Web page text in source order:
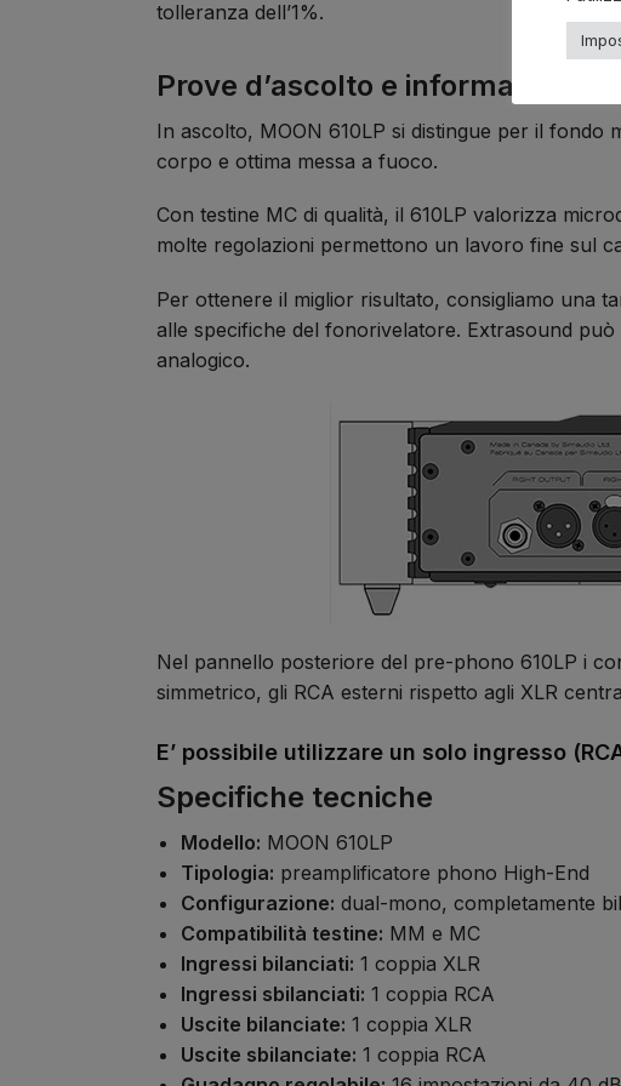
tolleranza dell’1%.
Prove d’ascolto e informazioni utili
In ascolto, MOON 610LP si distingue per il fondo
corpo e ottima messa a fuoco.
Con testine MC di qualità, il 610LP valorizza
molte regolazioni permettono un lavoro fine sul
Per ottenere il miglior risultato, consigliamo una
alle specifiche del fonorivelatore. Extrasound può
analogico.
Nel pannello posteriore del pre-phono 610LP i
simmetrico, gli RCA esterni rispetto agli XLR
E’ possibile utilizzare un solo ingresso
Specifiche tecniche
Modello: MOON 610LP
Tipologia: preamplificatore phono High-End
Configurazione: dual-mono, completamente
Compatibilità testine: MM e MC
Ingressi bilanciati: 1 coppia XLR
Ingressi sbilanciati: 1 coppia RCA
Uscite bilanciate: 1 coppia XLR
Uscite sbilanciate: 1 coppia RCA